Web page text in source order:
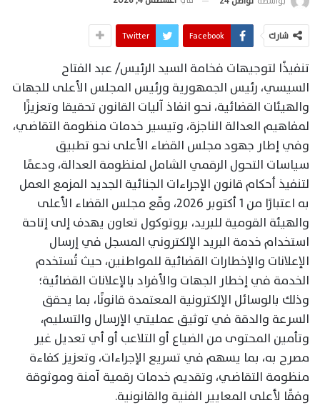
شارك Facebook
Twitter
تنفيذًا لتوجيهات فخامة السيد الرئيس/ عبد الفتاح
السيسي، رئيس الجمهورية ورئيس المجلس الأعلى للجهات
والهيئات القضائية، نحو انفاذ آليات القانون تحقيقا وتعزيزًا
لمفاهيم العدالة الناجزة، وتيسير خدمات منظومة التقاضي،
وفي إطار جهود مجلس القضاء الأعلى نحو تطبيق
سياسات التحول الرقمي الشامل لمنظومة العدالة، ودعمًا
لتنفيذ أحكام قانون الإجراءات الجنائية الجديد المزمع العمل
به اعتبارًا من 1 أكتوبر 2026، وقّع مجلس القضاء الأعلى
والهيئة القومية للبريد، بروتوكول تعاون يهدف إلى إتاحة
استخدام خدمة البريد الإلكتروني المسجل في إرسال
الإعلانات والإخطارات القضائية للمواطنين، حيث تُستخدم
الخدمة في إخطار الجهات والأفراد بالإعلانات القضائية؛
وذلك بالوسائل الإلكترونية المعتمدة قانونًا، بما يحقق
السرعة والدقة في توثيق عمليتي الإرسال والتسليم،
وتأمين المحتوى من الضياع أو التلاعب أو أي تعديل غير
مصرح به، بما يسهم في تسريع الإجراءات، وتعزيز كفاءة
منظومة التقاضي، وتقديم خدمات رقمية آمنة وموثوقة
وفقًا لأعلى المعايير الفنية والقانونية.